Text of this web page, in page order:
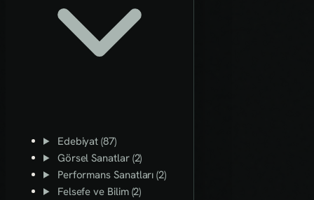
Edebiyat (87)
Görsel Sanatlar (2)
Performans Sanatları (2)
Felsefe ve Bilim (2)